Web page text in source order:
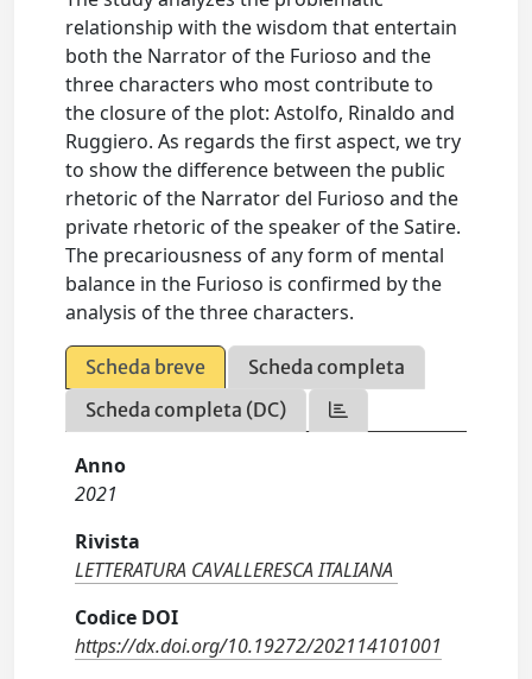
relationship with the wisdom that entertain
both the Narrator of the Furioso and the
three characters who most contribute to
the closure of the plot: Astolfo, Rinaldo and
Ruggiero. As regards the first aspect, we try
to show the difference between the public
rhetoric of the Narrator del Furioso and the
private rhetoric of the speaker of the Satire.
The precariousness of any form of mental
balance in the Furioso is confirmed by the
analysis of the three characters.
Scheda breve
Scheda completa
Scheda completa (DC)
Anno
2021
Rivista
LETTERATURA CAVALLERESCA ITALIANA
Codice DOI
https://dx.doi.org/10.19272/202114101001